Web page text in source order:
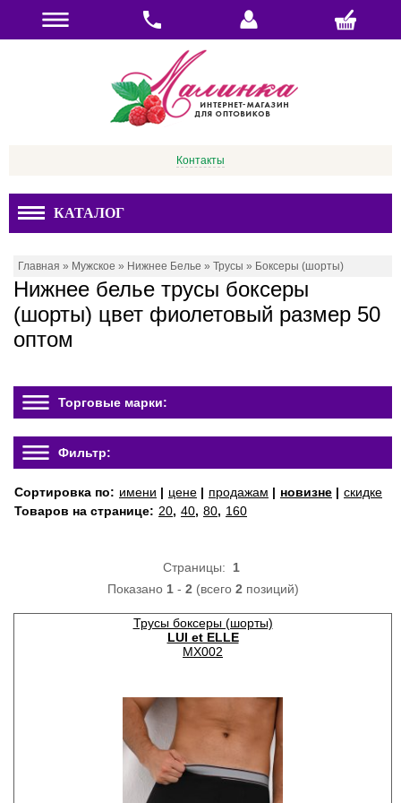
Контакты
КАТАЛОГ
Главная » Мужское » Нижнее Белье » Трусы » Боксеры (шорты)
Нижнее белье трусы боксеры
(шорты) цвет фиолетовый размер 50
оптом
Торговые марки:
Фильтр:
Сортировка по: имени | цене | продажам | новизне | скидке
Товаров на странице: 20, 40, 80, 160
Страницы: 1
Показано 1- 2 (всего 2 позиций)
Трусы боксеры (шорты)
LUI et ELLE
MX002